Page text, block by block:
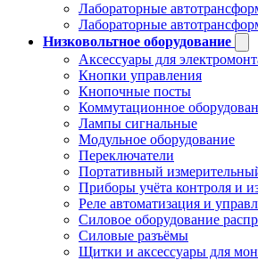
Лабораторные
Лабораторные
Низковольтное оборудование
Аксессуары для
Кнопки управления
Кнопочные посты
Коммутационное
Лампы сигнальные
Модульное оборудование
Переключатели
Портативный
Приборы учёта контроля и
Реле автоматизация и
Силовое оборудование
Силовые разъёмы
Щитки и аксессуары для